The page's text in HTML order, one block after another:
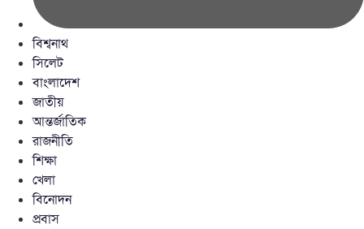
বিশ্বনাথ
সিলেট
বাংলাদেশ
জাতীয়
আন্তর্জাতিক
রাজনীতি
শিক্ষা
খেলা
বিনোদন
প্রবাস